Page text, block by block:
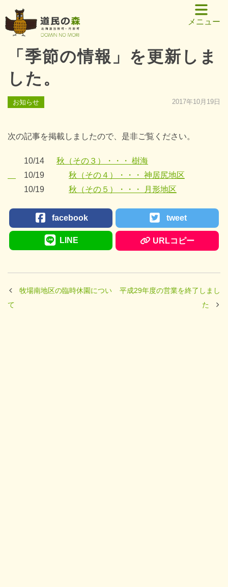
メニュー
「季節の情報」を更新しま
した。
お知らせ 2017年10月19日
次の記事を掲載しましたので、是非ご覧ください。
10/14 秋（その３）・・・ 樹海
10/19 秋（その４）・・・ 神居尻地区
10/19 秋（その５）・・・ 月形地区
facebook tweet
LINE URLコピー
牧場南地区の臨時休園につい
て
平成29年度の営業を終了しまし
た